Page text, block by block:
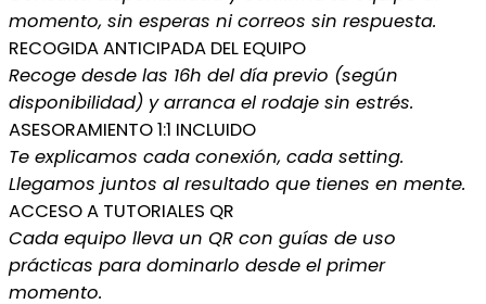
momento, sin esperas ni correos sin respuesta.
RECOGIDA ANTICIPADA DEL EQUIPO
Recoge desde las 16h del día previo (según
disponibilidad) y arranca el rodaje sin estrés.
ASESORAMIENTO 1:1 INCLUIDO
Te explicamos cada conexión, cada setting.
Llegamos juntos al resultado que tienes en mente.
ACCESO A TUTORIALES QR
Cada equipo lleva un QR con guías de uso
prácticas para dominarlo desde el primer
momento.